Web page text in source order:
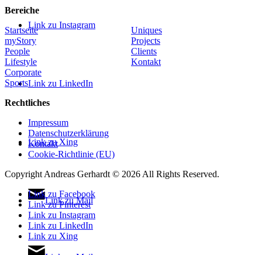
Link zu Instagram
Link zu LinkedIn
Link zu Xing
Link zu Mail
Bereiche
Startseite
myStory
People
Lifestyle
Corporate
Sports
Uniques
Projects
Clients
Kontakt
Rechtliches
Impressum
Datenschutzerklärung
Kontakt
Cookie-Richtlinie (EU)
Copyright Andreas Gerhardt © 2026 All Rights Reserved.
Link zu Facebook
Link zu Pinterest
Link zu Instagram
Link zu LinkedIn
Link zu Xing